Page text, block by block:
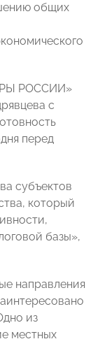
общих
РОССИИ»
с
перед
субъектов
который
базы»,
направления
из
местных